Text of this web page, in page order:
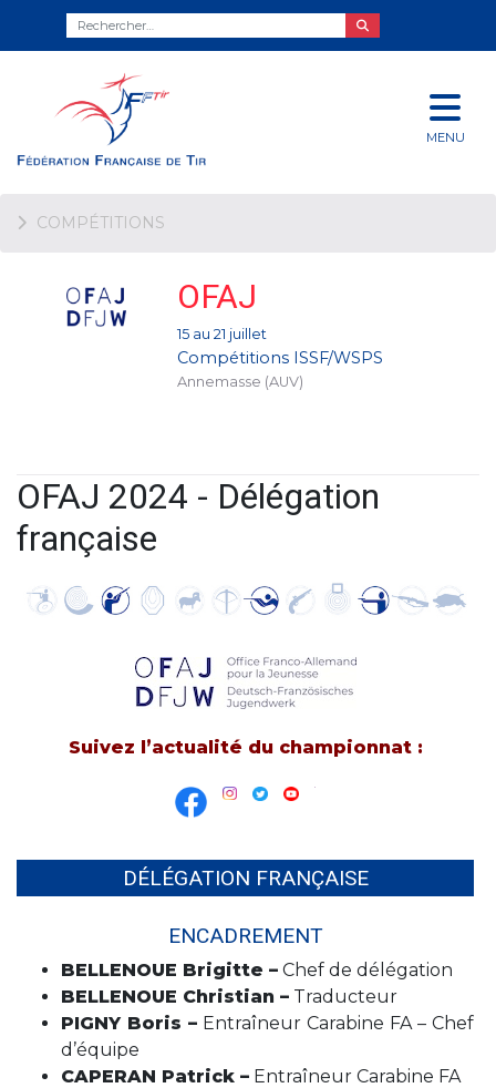
MENU
COMPÉTITIONS
OFAJ
15 au 21 juillet
Compétitions ISSF/WSPS
Annemasse (AUV)
OFAJ 2024 - Délégation
française
Suivez l’actualité du championnat :
DÉLÉGATION FRANÇAISE
ENCADREMENT
BELLENOUE Brigitte – Chef de délégation
BELLENOUE Christian – Traducteur
PIGNY Boris – Entraîneur Carabine FA – Chef
d’équipe
CAPERAN Patrick – Entraîneur Carabine FA